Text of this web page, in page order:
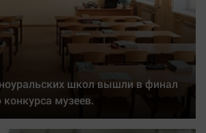
школ вышли в финал
конкурса музеев.